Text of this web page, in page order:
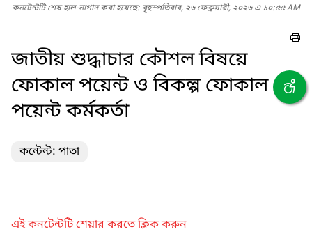
কনটেন্টটি শেষ হাল-নাগাদ করা হয়েছে: বৃহস্পতিবার, ২৬ ফেব্রুয়ারী, ২০২৬ এ ১০:৫৫ AM
জাতীয় শুদ্ধাচার কৌশল বিষয়ে
ফোকাল পয়েন্ট ও বিকল্প ফোকাল
পয়েন্ট কর্মকর্তা
কন্টেন্ট: পাতা
এই কনটেন্টটি শেয়ার করতে ক্লিক করুন